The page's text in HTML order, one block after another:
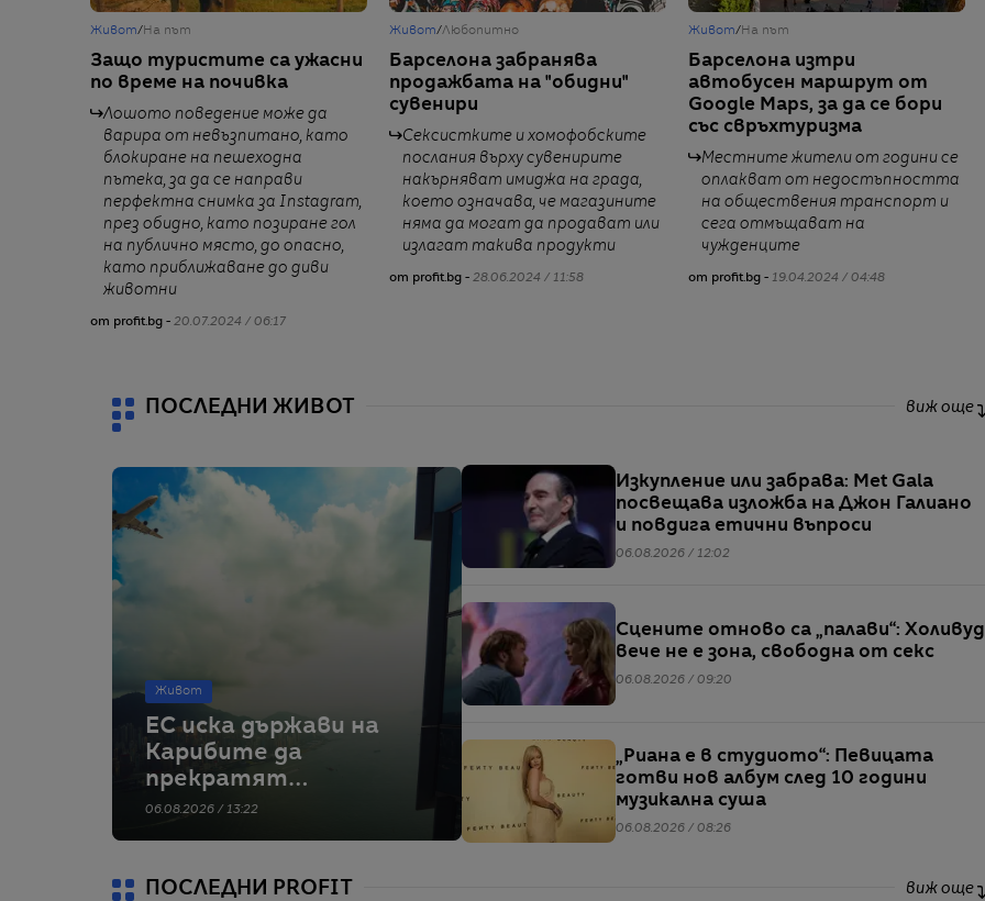
Живот/На път
Защо туристите са ужасни
по време на почивка
Лошото поведение може да
варира от невъзпитано, като
блокиране на пешеходна
пътека, за да се направи
перфектна снимка за Instagram,
през обидно, като позиране гол
на публично място, до опасно,
като приближаване до диви
животни
от profit.bg - 20.07.2024 / 06:17
Живот/Любопитно
Барселона забранява
продажбата на "обидни"
сувенири
Сексистките и хомофобските
послания върху сувенирите
накърняват имиджа на града,
което означава, че магазините
няма да могат да продават или
излагат такива продукти
от profit.bg - 28.06.2024 / 11:58
Живот/На път
Барселона изтри
автобусен маршрут от
Google Maps, за да се бори
със свръхтуризма
Местните жители от години се
оплакват от недостъпността
на обществения транспорт и
сега отмъщават на
чужденците
от profit.bg - 19.04.2024 / 04:48
ПОСЛЕДНИ ЖИВОТ виж още
Живот
ЕС иска държави на
Карибите да
прекратят
„Златните
06.08.2026 / 13:22
Изкупление или забрава: Met Gala
посвещава изложба на Джон Галиано
и повдига етични въпроси
06.08.2026 / 12:02
Сцените отново са „палави“: Холивуд
вече не е зона, свободна от секс
06.08.2026 / 09:20
„Риана е в студиото“: Певицата
готви нов албум след 10 години
музикална суша
06.08.2026 / 08:26
ПОСЛЕДНИ PROFIT виж още